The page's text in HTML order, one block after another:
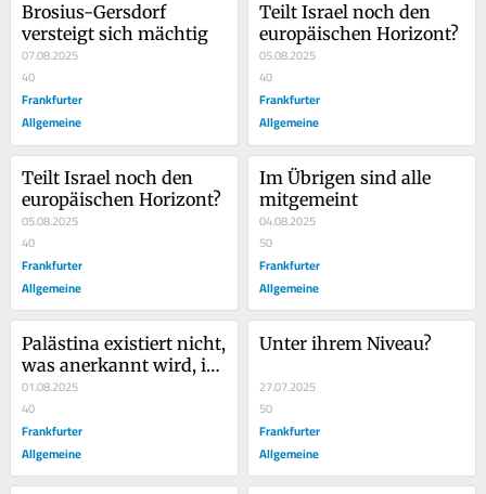
Brosius-Gersdorf
versteigt sich mächtig
07.08.2025
40
Frankfurter
Allgemeine
Teilt Israel noch den
europäischen Horizont?
05.08.2025
40
Frankfurter
Allgemeine
Teilt Israel noch den
europäischen Horizont?
05.08.2025
40
Frankfurter
Allgemeine
Im Übrigen sind alle
mitgemeint
04.08.2025
50
Frankfurter
Allgemeine
Palästina existiert nicht,
was anerkannt wird, ist
eine Vorstellung
01.08.2025
40
Frankfurter
Allgemeine
Unter ihrem Niveau?
27.07.2025
50
Frankfurter
Allgemeine